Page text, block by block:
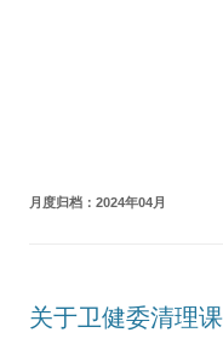
月度归档： 2024年04月
关于卫健委清理